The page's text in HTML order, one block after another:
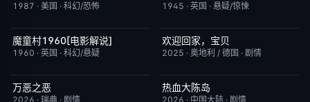
1987 · 美国 · 科幻/恐怖 1945 · 英国 · 悬疑/惊悚
已完结
魔童村1960[电影解说]
1960 · 英国 · 科幻/悬疑
今日更新
欢迎回家，宝贝
2025 · 奥地利 / 德国 · 剧情
今日更新
万恶之恶
2026 · 瑞典 · 剧情
今日更新
热血大陈岛
2026 · 中国大陆 · 剧情